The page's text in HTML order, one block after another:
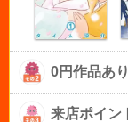
0円作品あり
来店ポイン